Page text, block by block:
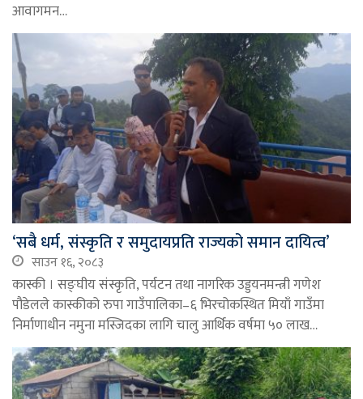
आवागमन…
‘सबै धर्म, संस्कृति र समुदायप्रति राज्यको समान दायित्व’
साउन १६, २०८३
कास्की । सङ्घीय संस्कृति, पर्यटन तथा नागरिक उड्डयनमन्त्री गणेश
पौडेलले कास्कीको रुपा गाउँपालिका–६ भिरचोकस्थित मियाँ गाउँमा
निर्माणाधीन नमुना मस्जिदका लागि चालु आर्थिक वर्षमा ५० लाख…